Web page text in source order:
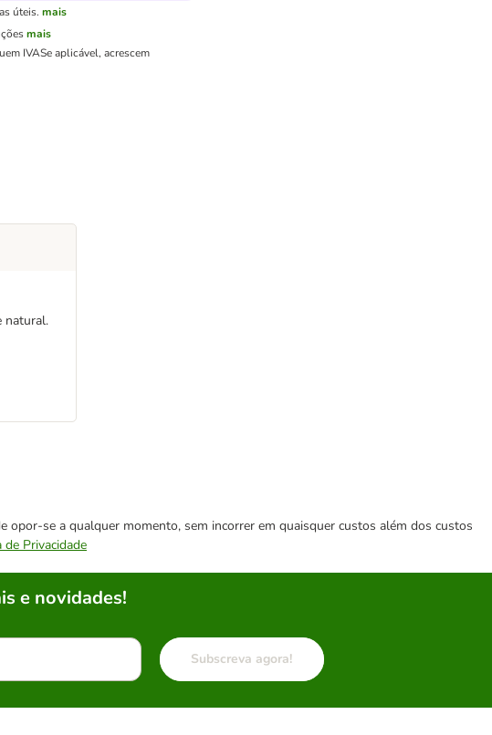
úteis. mais
mais
IVASe aplicável, acrescem
natural.
se a qualquer momento, sem incorrer em quaisquer custos além dos custos
de Privacidade
e novidades!
Subscreva agora!